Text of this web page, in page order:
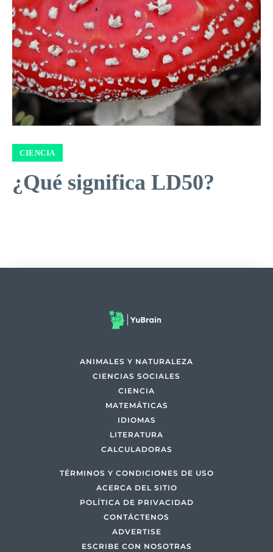
CIENCIA
¿Qué significa LD50?
ANIMALES Y NATURALEZA
CIENCIAS SOCIALES
CIENCIA
MATEMÁTICAS
IDIOMAS
LITERATURA
CALCULADORAS
TÉRMINOS Y CONDICIONES DE USO
ACERCA DEL SITIO
POLÍTICA DE PRIVACIDAD
CONTÁCTENOS
ADVERTISE
ESCRIBE CON NOSOTRAS